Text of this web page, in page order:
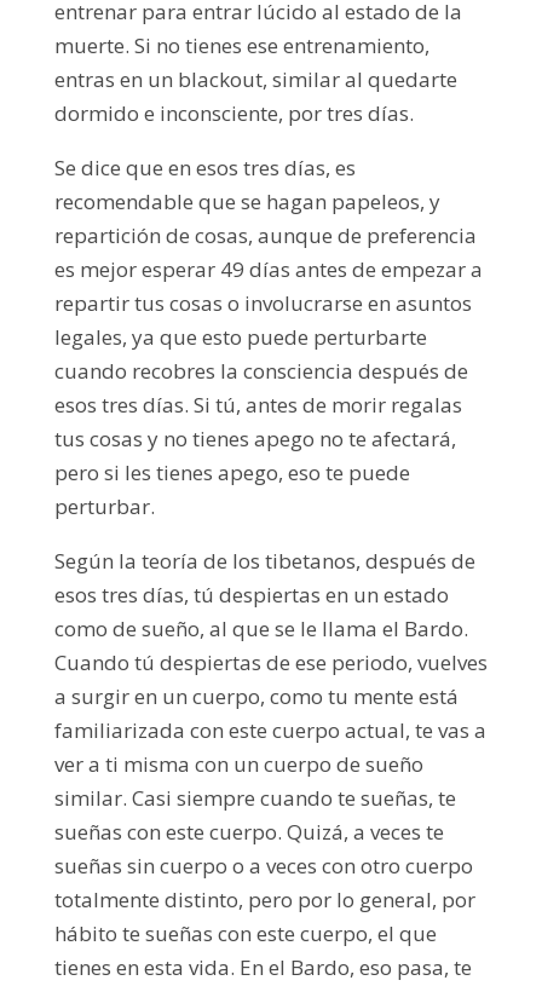
entrenar para entrar lúcido al estado de la
muerte. Si no tienes ese entrenamiento,
entras en un blackout, similar al quedarte
dormido e inconsciente, por tres días.
Se dice que en esos tres días, es
recomendable que se hagan papeleos, y
repartición de cosas, aunque de preferencia
es mejor esperar 49 días antes de empezar a
repartir tus cosas o involucrarse en asuntos
legales, ya que esto puede perturbarte
cuando recobres la consciencia después de
esos tres días. Si tú, antes de morir regalas
tus cosas y no tienes apego no te afectará,
pero si les tienes apego, eso te puede
perturbar.
Según la teoría de los tibetanos, después de
esos tres días, tú despiertas en un estado
como de sueño, al que se le llama el Bardo.
Cuando tú despiertas de ese periodo, vuelves
a surgir en un cuerpo, como tu mente está
familiarizada con este cuerpo actual, te vas a
ver a ti misma con un cuerpo de sueño
similar. Casi siempre cuando te sueñas, te
sueñas con este cuerpo. Quizá, a veces te
sueñas sin cuerpo o a veces con otro cuerpo
totalmente distinto, pero por lo general, por
hábito te sueñas con este cuerpo, el que
tienes en esta vida. En el Bardo, eso pasa, te